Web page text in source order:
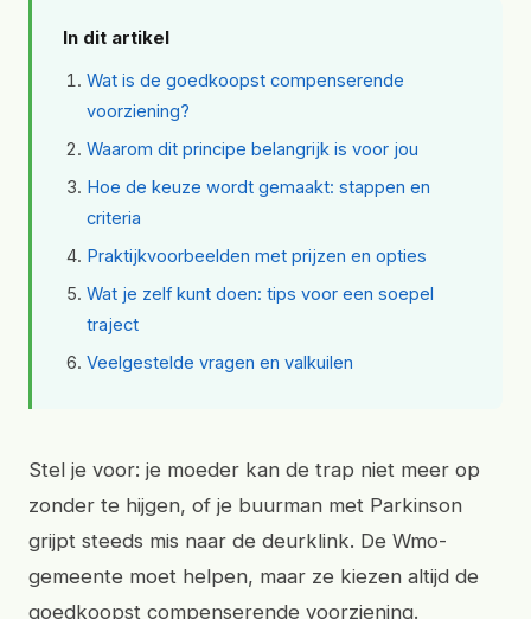
In dit artikel
Wat is de goedkoopst compenserende
voorziening?
Waarom dit principe belangrijk is voor jou
Hoe de keuze wordt gemaakt: stappen en
criteria
Praktijkvoorbeelden met prijzen en opties
Wat je zelf kunt doen: tips voor een soepel
traject
Veelgestelde vragen en valkuilen
Stel je voor: je moeder kan de trap niet meer op
zonder te hijgen, of je buurman met Parkinson
grijpt steeds mis naar de deurklink. De Wmo-
gemeente moet helpen, maar ze kiezen altijd de
goedkoopst compenserende voorziening.